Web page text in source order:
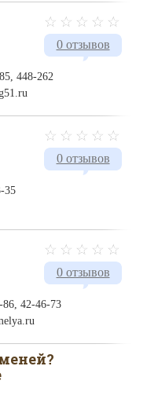
0 отзывов
448-262
0 отзывов
35
0 отзывов
42-46-73